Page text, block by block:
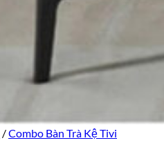
/Combo Bàn Trà Kệ Tivi